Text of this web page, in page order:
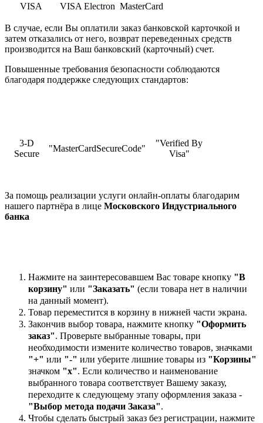
VISA VISA Electron MasterCard
В случае, если Вы оплатили заказ банковской карточкой и
затем отказались от него, возврат переведенных средств
производится на Ваш банковский (карточный) счет.
Повышенные требования безопасности соблюдаются
благодаря поддержке следующих стандартов:
3-D
Secure
"MasterCardSecureCode"
"Verified By
Visa"
За помощь реализации услуги онлайн-оплаты благодарим
нашего партнёра в лице Московского Индустриального
банка
Нажмите на заинтересовавшем Вас товаре кнопку "В
корзину" или "Заказать" (если товара нет в наличии
на данный момент).
Товар переместится в корзину в нижней части экрана.
Закончив выбор товара, нажмите кнопку "Оформить
заказ". Проверьте выбранные товары, при
необходимости измените количество товаров, значками
"+" или "-" или уберите лишние товары из "Корзины"
значком "х". Если количество и наименование
выбранного товара соответствует Вашему заказу,
переходите к следующему этапу оформления заказа -
"Выбор метода подачи Заказа".
Чтобы сделать быстрый заказ без регистрации, нажмите